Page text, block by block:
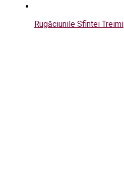
Rugăciunile Sfintei Treimi